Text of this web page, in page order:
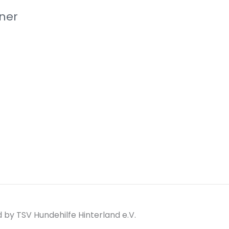
by TSV Hundehilfe Hinterland e.V.